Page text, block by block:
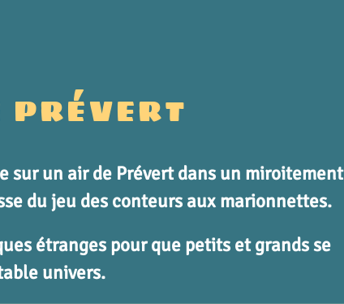
sur un air de Prévert dans un miroitement
du jeu des conteurs aux marionnettes.
étranges pour que petits et grands se
univers.